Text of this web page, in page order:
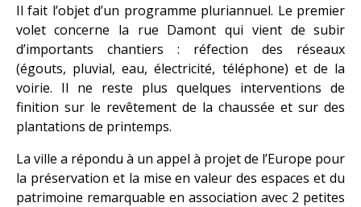
Il fait l’objet d’un programme pluriannuel. Le premier
volet concerne la rue Damont qui vient de subir
d’importants chantiers : réfection des réseaux
(égouts, pluvial, eau, électricité, téléphone) et de la
voirie. Il ne reste plus quelques interventions de
finition sur le revêtement de la chaussée et sur des
plantations de printemps.
La ville a répondu à un appel à projet de l’Europe pour
la préservation et la mise en valeur des espaces et du
patrimoine remarquable en association avec 2 petites